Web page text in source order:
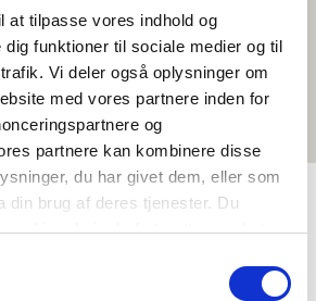
at tilpasse vores indhold og
dig funktioner til sociale medier og til
Vi deler også oplysninger om
med vores partnere inden for
og
partnere kan kombinere disse
du har givet dem, eller som
din brug af deres tjenester. Du
hvis du fortsætter med at
>3 skoletimer